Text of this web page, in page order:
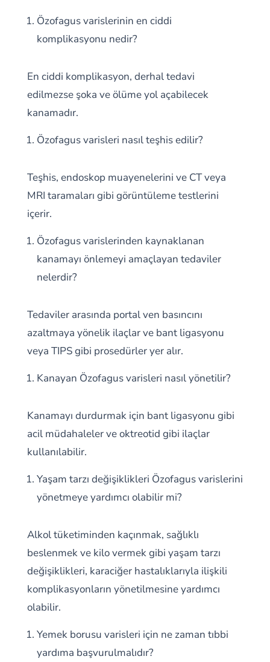
Özofagus varislerinin en ciddi
komplikasyonu nedir?
En ciddi komplikasyon, derhal tedavi
edilmezse şoka ve ölüme yol açabilecek
kanamadır.
Özofagus varisleri nasıl teşhis edilir?
Teşhis, endoskop muayenelerini ve CT veya
MRI taramaları gibi görüntüleme testlerini
içerir.
Özofagus varislerinden kaynaklanan
kanamayı önlemeyi amaçlayan tedaviler
nelerdir?
Tedaviler arasında portal ven basıncını
azaltmaya yönelik ilaçlar ve bant ligasyonu
veya TIPS gibi prosedürler yer alır.
Kanayan Özofagus varisleri nasıl yönetilir?
Kanamayı durdurmak için bant ligasyonu gibi
acil müdahaleler ve oktreotid gibi ilaçlar
kullanılabilir.
Yaşam tarzı değişiklikleri Özofagus varislerini
yönetmeye yardımcı olabilir mi?
Alkol tüketiminden kaçınmak, sağlıklı
beslenmek ve kilo vermek gibi yaşam tarzı
değişiklikleri, karaciğer hastalıklarıyla ilişkili
komplikasyonların yönetilmesine yardımcı
olabilir.
Yemek borusu varisleri için ne zaman tıbbi
yardıma başvurulmalıdır?